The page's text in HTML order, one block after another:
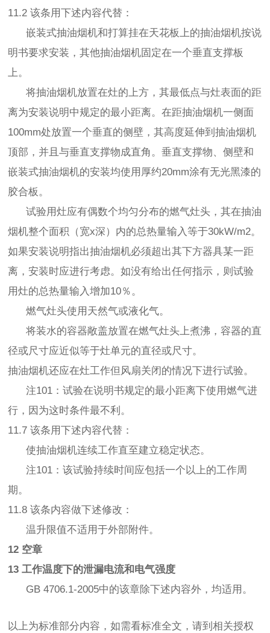
11.2 该条用下述内容代替：
嵌装式抽油烟机和打算挂在天花板上的抽油烟机按说
明书要求安装，其他抽油烟机固定在一个垂直支撑板
上。
将抽油烟机放置在灶的上方，其最低点与灶表面的距
离为安装说明中规定的最小距离。在距抽油烟机一侧面
100mm处放置一个垂直的侧壁，其高度延伸到抽油烟机
顶部，并且与垂直支撑物成直角。垂直支撑物、侧壁和
嵌装式抽油烟机的安装均使用厚约20mm涂有无光黑漆的
胶合板。
试验用灶应有偶数个均匀分布的燃气灶头，其在抽油
烟机整个面积（宽x深）内的总热量输入等于30kW/m2。
如果安装说明指出抽油烟机必须超出其下方器具某一距
离，安装时应进行考虑。如没有给出任何指示，则试验
用灶的总热量输入增加10％。
燃气灶头使用天然气或液化气。
将装水的容器敞盖放置在燃气灶头上煮沸，容器的直
径或尺寸应近似等于灶单元的直径或尺寸。
抽油烟机还应在灶工作但风扇关闭的情况下进行试验。
注101：试验在说明书规定的最小距离下使用燃气进
行，因为这时条件最不利。
11.7 该条用下述内容代替：
使抽油烟机连续工作直至建立稳定状态。
注101：该试验持续时间应包括一个以上的工作周
期。
11.8 该条内容做下述修改：
温升限值不适用于外部附件。
12 空章
13 工作温度下的泄漏电流和电气强度
GB 4706.1-2005中的该章除下述内容外，均适用。
以上为标准部分内容，如需看标准全文，请到相关授权